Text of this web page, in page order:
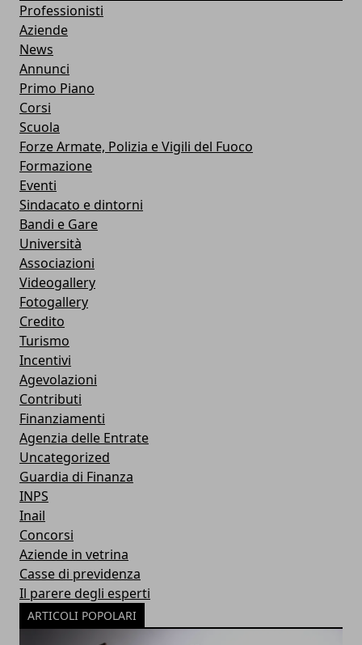
Professionisti
Aziende
News
Annunci
Primo Piano
Corsi
Scuola
Forze Armate, Polizia e Vigili del Fuoco
Formazione
Eventi
Sindacato e dintorni
Bandi e Gare
Università
Associazioni
Videogallery
Fotogallery
Credito
Turismo
Incentivi
Agevolazioni
Contributi
Finanziamenti
Agenzia delle Entrate
Uncategorized
Guardia di Finanza
INPS
Inail
Concorsi
Aziende in vetrina
Casse di previdenza
Il parere degli esperti
ARTICOLI POPOLARI